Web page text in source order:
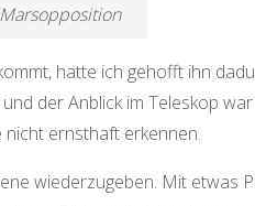
hatte ich gehofft ihn
der Anblick im Teleskop
nicht ernsthaft erkennen.
wiederzugeben. Mit etwas